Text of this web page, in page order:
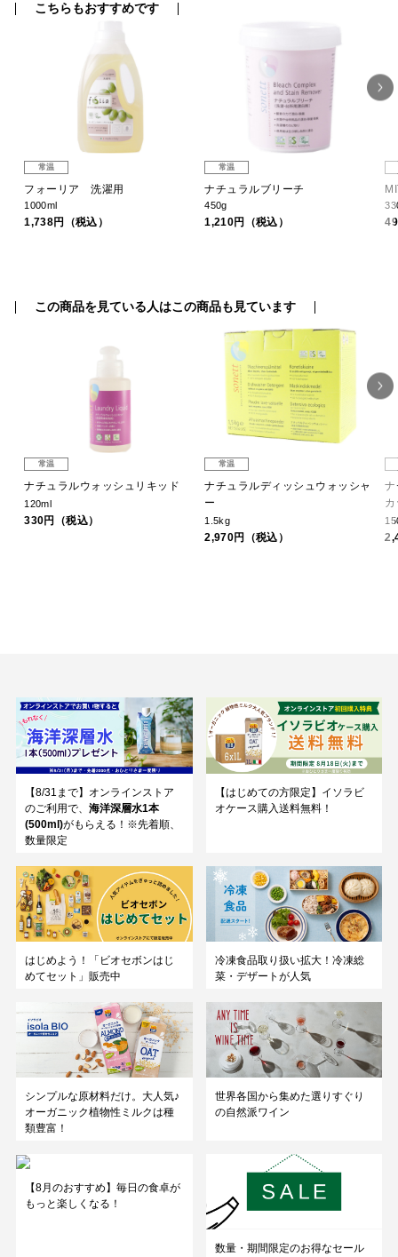
こちらもおすすめです
常温
フォーリア 洗濯用
1000ml
1,738円（税込）
常温
ナチュラルブリーチ
450g
1,210円（税込）
この商品を見ている人はこの商品も見ています
常温
ナチュラルウォッシュリキッド
120ml
330円（税込）
常温
ナチュラルディッシュウォッシャ
ー
1.5kg
2,970円（税込）
【8/31まで】オンラインストア
のご利用で、 海洋深層水1本
(500ml)がもらえる！※先着順、
数量限定
【はじめての方限定】イソラビ
オケース購入送料無料！
はじめよう！「ビオセボンはじ
めてセット」販売中
冷凍食品取り扱い拡大！冷凍総
菜・デザートが人気
シンプルな原材料だけ。大人気♪
オーガニック植物性ミルクは種
類豊富！
世界各国から集めた選りすぐり
の自然派ワイン
【8月のおすすめ】毎日の食卓が
もっと楽しくなる！
数量・期間限定のお得なセール